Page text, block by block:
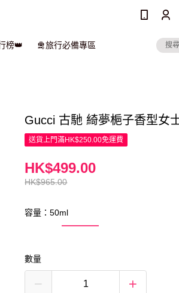
榜👑 🛅旅行必備專區
Gucci 古馳 綺夢梔子香型女
送貨上門滿HK$250.00免運費
HK$965.00
HK$499.00
容量：50ml
數量